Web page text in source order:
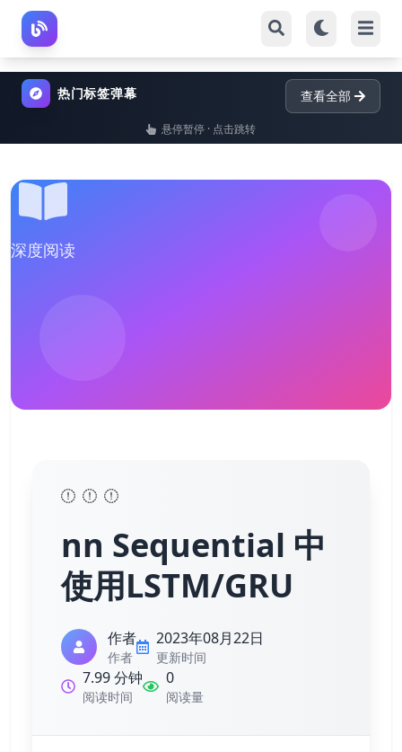
热门标签弹幕 查看全部
悬停暂停 · 点击跳转
深度阅读
nn Sequential 中
使用LSTM/GRU
作者
作者
2023年08月22日
更新时间
7.99 分钟
阅读时间
0
阅读量